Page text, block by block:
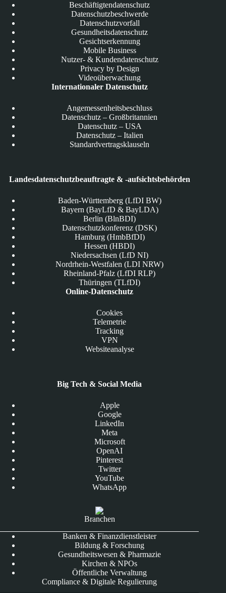
Beschäftigtendatenschutz
Datenschutzbeschwerde
Datenschutzvorfall
Gesundheitsdatenschutz
Gesichtserkennung
Mobile Business
Nutzer- & Kundendatenschutz
Privacy by Design
Videoüberwachung
Internationaler Datenschutz
Angemessenheitsbeschluss
Datenschutz – Großbritannien
Datenschutz – USA
Datenschutz – Italien
Standardvertragsklauseln
Landesdatenschutzbeauftragte & -aufsichtsbehörden
Baden-Württemberg (LfDI BW)
Bayern (BayLfD & BayLDA)
Berlin (BlnBDI)
Datenschutzkonferenz (DSK)
Hamburg (HmbBfDI)
Hessen (HBDI)
Niedersachsen (LfD NI)
Nordrhein-Westfalen (LDI NRW)
Rheinland-Pfalz (LfDI RLP)
Thüringen (TLfDI)
Online-Datenschutz
Cookies
Telemetrie
Tracking
VPN
Websiteanalyse
Big Tech & Social Media
Apple
Google
LinkedIn
Meta
Microsoft
OpenAI
Pinterest
Twitter
YouTube
WhatsApp
Branchen
Banken & Finanzdienstleister
Bildung & Forschung
Gesundheitswesen & Pharmazie
Kirchen & NPOs
Öffentliche Verwaltung
Compliance & Digitale Regulierung